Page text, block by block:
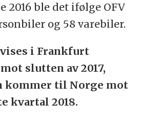
2016 ble det ifølge OFV
og 58 varebiler.
i Frankfurt
slutten av 2017,
kommer til Norge mot
kvartal 2018.